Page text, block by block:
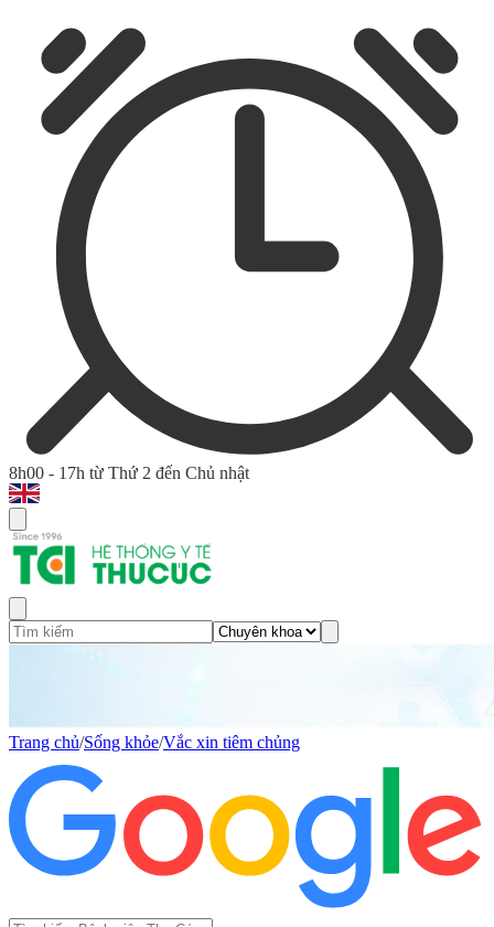
8h00 - 17h từ Thứ 2 đến Chủ nhật
Trang chủ/Sống khỏe/Vắc xin tiêm chủng